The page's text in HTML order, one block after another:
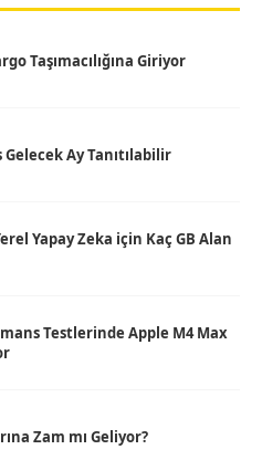
Taşımacılığına Giriyor
Gelecek Ay Tanıtılabilir
Yapay Zeka için Kaç GB Alan
Testlerinde Apple M4 Max
Zam mı Geliyor?